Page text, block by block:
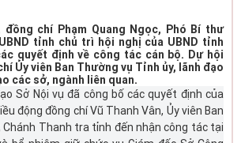
đồng chí Phạm Quang Ngọc, Phó Bí thư
tỉnh chủ trì hội nghị của UBND tỉnh
quyết định về công tác cán bộ. Dự hội
Ủy viên Ban Thường vụ Tỉnh ủy, lãnh đạo
các sở, ngành liên quan.
Sở Nội vụ đã công bố các quyết định của
động đồng chí Vũ Thanh Vân, Ủy viên Ban
Chánh Thanh tra tỉnh đến nhận công tác tại